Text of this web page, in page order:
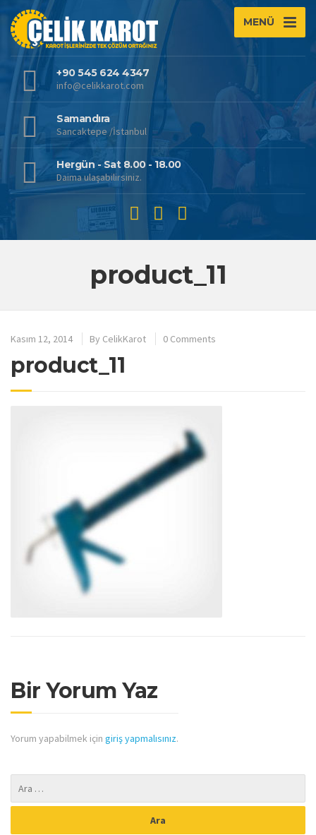
MENÜ
+90 545 624 4347
info@celikkarot.com
Samandıra
Sancaktepe /İstanbul
Hergün - Sat 8.00 - 18.00
Daima ulaşabilirsiniz.
product_11
Kasım 12, 2014 By CelikKarot 0 Comments
product_11
Bir Yorum Yaz
Yorum yapabilmek için giriş yapmalısınız.